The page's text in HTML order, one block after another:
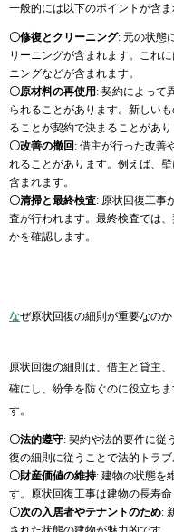
一般的には以下のポイントが含ま
〇修復とクリーニング: 元の状態
リーニングが含まれます。これ
ニングなどが含まれます。
〇原材料の再使用: 契約によって
られることがあります。新しい
ることが契約で決まることがあり
〇改善の撤回: 借主が行った改善
れることがあります。例えば、
含まれます。
〇清掃と最終検査: 原状回復工事
査が行われます。最終検査では
かを確認します。
なぜ原状回復の細則が重要なのか
原状回復の細則は、借主と貸主
確にし、紛争を防ぐのに役立ち
す。
〇法的遵守: 契約や法的要件に従
復の細則に従うことで法的トラブ
〇財産価値の維持: 建物の状態を
す。原状回復工事は建物の長寿
〇次の入居者やテナントのため: